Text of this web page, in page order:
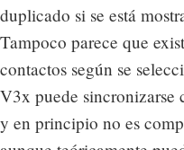
duplicado si se está
Tampoco parece que
contactos según se
V3x puede sincronizarse
y en principio no es